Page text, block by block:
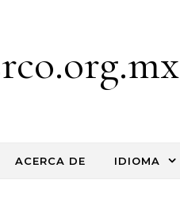
ACERCA DE IDIOMA